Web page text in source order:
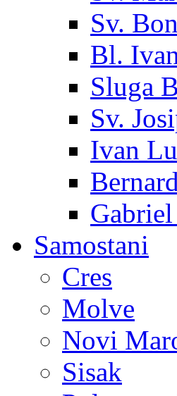
Sv.
Bl.
Sluga
Sv.
Ivan
Samostani
Cres
Molve
Novi
Sisak